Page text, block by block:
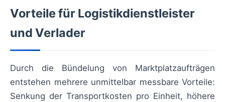
Vorteile für Logistikdienstleister
und Verlader
Durch die Bündelung von Marktplatzaufträgen
entstehen mehrere unmittelbar messbare Vorteile:
Senkung der Transportkosten pro Einheit, höhere